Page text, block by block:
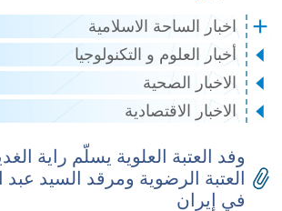
اخبار الساحة الاسلامية
أخبار العلوم و التكنولوجيا
الاخبار الصحية
الاخبار الاقتصادية
وفد العتبة العلوية يسلّم راية
العتبة الرضوية ومرقد السيد
في إيران